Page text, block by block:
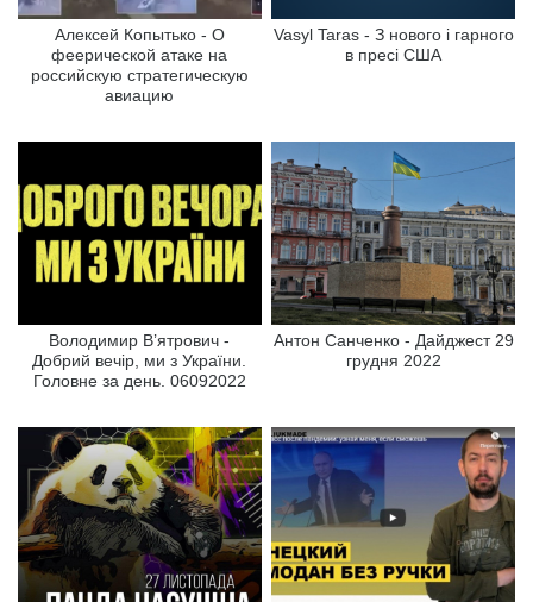
Алексей Копытько - О
феерической атаке на
российскую стратегическую
авиацию
Vasyl Taras - З нового і гарного
в пресі США
Володимир В’ятрович -
Добрий вечір, ми з України.
Головне за день. 06092022
Антон Санченко - Дайджест 29
грудня 2022